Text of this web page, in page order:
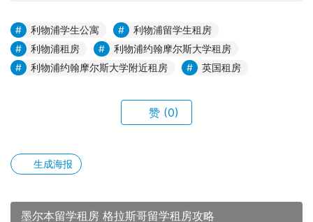
利物浦学生公寓
利物浦留学生租房
利物浦租房
利物浦约翰摩尔斯大学租房
利物浦约翰摩尔斯大学附近租房
英国租房
赞 (0)
生成海报
墨尔本留学租房 格拉斯哥留学租房攻略